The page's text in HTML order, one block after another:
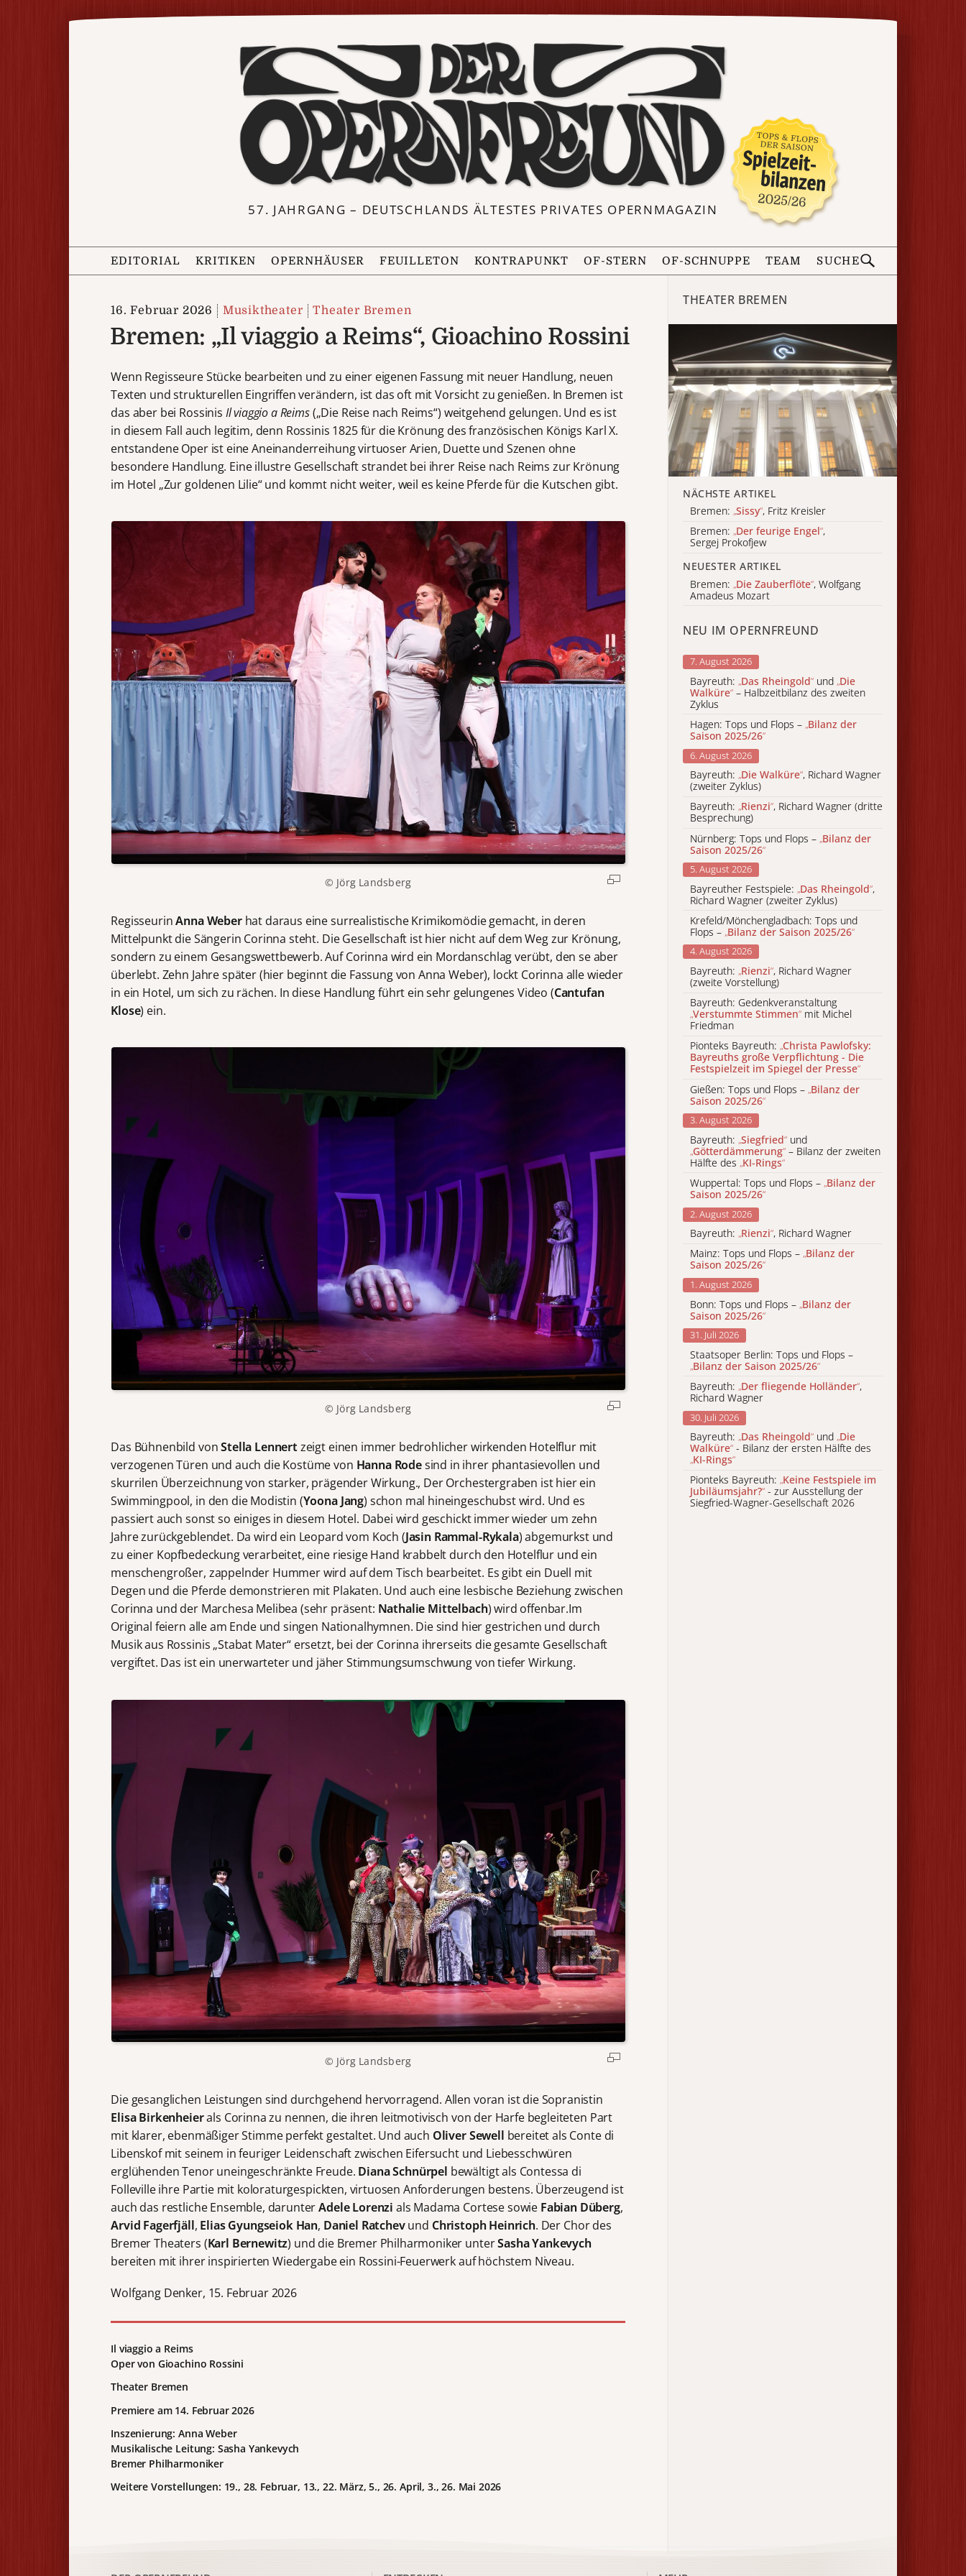
57. JAHRGANG – DEUTSCHLANDS ÄLTESTES PRIVATES OPERNMAGAZIN
EDITORIAL KRITIKEN OPERNHÄUSER FEUILLETON KONTRAPUNKT OF-STERN OF-SCHNUPPE TEAM SUCHE
16. Februar 2026 Musiktheater Theater Bremen
Bremen: „Il viaggio a Reims“, Gioachino Rossini
Wenn Regisseure Stücke bearbeiten und zu einer eigenen Fassung mit neuer Handlung, neuen
Texten und strukturellen Eingriffen verändern, ist das oft mit Vorsicht zu genießen. In Bremen ist
das aber bei Rossinis Il viaggio a Reims(„Die Reise nach Reims“) weitgehend gelungen. Und es ist
in diesem Fall auch legitim, denn Rossinis 1825 für die Krönung des französischen Königs Karl X.
entstandene Oper ist eine Aneinanderreihung virtuoser Arien, Duette und Szenen ohne
besondere Handlung. Eine illustre Gesellschaft strandet bei ihrer Reise nach Reims zur Krönung
im Hotel „Zur goldenen Lilie“ und kommt nicht weiter, weil es keine Pferde für die Kutschen gibt.
© Jörg Landsberg
RegisseurinAnna Weberhat daraus eine surrealistische Krimikomödie gemacht, in deren
Mittelpunkt die Sängerin Corinna steht. Die Gesellschaft ist hier nicht auf dem Weg zur Krönung,
sondern zu einem Gesangswettbewerb. Auf Corinna wird ein Mordanschlag verübt, den se aber
überlebt. Zehn Jahre später (hier beginnt die Fassung von Anna Weber), lockt Corinna alle wieder
in ein Hotel, um sich zu rächen. In diese Handlung führt ein sehr gelungenes Video (Cantufan
Klose) ein.
© Jörg Landsberg
Das Bühnenbild vonStella Lennertzeigt einen immer bedrohlicher wirkenden Hotelflur mit
verzogenen Türen und auch die Kostüme von Hanna Rodesind in ihrer phantasievollen und
skurrilen Überzeichnung von starker, prägender Wirkung., Der Orchestergraben ist hier ein
Swimmingpool, in den die Modistin (Yoona Jang) schon mal hineingeschubst wird. Und es
passiert auch sonst so einiges in diesem Hotel. Dabei wird geschickt immer wieder um zehn
Jahre zurückgeblendet. Da wird ein Leopard vom Koch (Jasin Rammal-Rykala) abgemurkst und
zu einer Kopfbedeckung verarbeitet, eine riesige Hand krabbelt durch den Hotelflur und ein
menschengroßer, zappelnder Hummer wird auf dem Tisch bearbeitet. Es gibt ein Duell mit
Degen und die Pferde demonstrieren mit Plakaten. Und auch eine lesbische Beziehung zwischen
Corinna und der Marchesa Melibea (sehr präsent: Nathalie Mittelbach) wird offenbar.Im
Original feiern alle am Ende und singen Nationalhymnen. Die sind hier gestrichen und durch
Musik aus Rossinis „Stabat Mater“ ersetzt, bei der Corinna ihrerseits die gesamte Gesellschaft
vergiftet. Das ist ein unerwarteter und jäher Stimmungsumschwung von tiefer Wirkung.
© Jörg Landsberg
Die gesanglichen Leistungen sind durchgehend hervorragend. Allen voran ist die Sopranistin
Elisa Birkenheierals Corinna zu nennen, die ihren leitmotivisch von der Harfe begleiteten Part
mit klarer, ebenmäßiger Stimme perfekt gestaltet. Und auch Oliver Sewell bereitet als Conte di
Libenskof mit seinem in feuriger Leidenschaft zwischen Eifersucht und Liebesschwüren
erglühenden Tenor uneingeschränkte Freude. Diana Schnürpel bewältigt als Contessa di
Folleville ihre Partie mit koloraturgespickten, virtuosen Anforderungen bestens. Überzeugend ist
auch das restliche Ensemble, darunterAdele Lorenzi als Madama Cortese sowie Fabian Düberg,
Arvid Fagerfjäll, Elias Gyungseiok Han, Daniel Ratchevund Christoph Heinrich. Der Chor des
Bremer Theaters (Karl Bernewitz) und die Bremer Philharmoniker unterSasha Yankevych
bereiten mit ihrer inspirierten Wiedergabe ein Rossini-Feuerwerk auf höchstem Niveau.
Wolfgang Denker, 15. Februar 2026
Il viaggio a Reims
Oper von Gioachino Rossini
Theater Bremen
Premiere am 14. Februar 2026
Inszenierung: Anna Weber
Musikalische Leitung: Sasha Yankevych
Bremer Philharmoniker
Weitere Vorstellungen: 19., 28. Februar, 13., 22. März, 5., 26. April, 3., 26. Mai 2026
THEATER BREMEN
NÄCHSTE ARTIKEL
Bremen: „Sissy“, Fritz Kreisler
Bremen: „Der feurige Engel“,
Sergej Prokofjew
NEUESTER ARTIKEL
Bremen: „Die Zauberflöte“, Wolfgang
Amadeus Mozart
NEU IM OPERNFREUND
7. August 2026
Bayreuth: „Das Rheingold“ und „Die
Walküre“ – Halbzeitbilanz des zweiten
Zyklus
Hagen: Tops und Flops – „Bilanz der
Saison 2025/26“
6. August 2026
Bayreuth: „Die Walküre“, Richard Wagner
(zweiter Zyklus)
Bayreuth: „Rienzi“, Richard Wagner (dritte
Besprechung)
Nürnberg: Tops und Flops – „Bilanz der
Saison 2025/26“
5. August 2026
Bayreuther Festspiele: „Das Rheingold“,
Richard Wagner (zweiter Zyklus)
Krefeld/Mönchengladbach: Tops und
Flops – „Bilanz der Saison 2025/26“
4. August 2026
Bayreuth: „Rienzi“, Richard Wagner
(zweite Vorstellung)
Bayreuth: Gedenkveranstaltung
„Verstummte Stimmen“ mit Michel
Friedman
Pionteks Bayreuth: „Christa Pawlofsky:
Bayreuths große Verpflichtung - Die
Festspielzeit im Spiegel der Presse“
Gießen: Tops und Flops – „Bilanz der
Saison 2025/26“
3. August 2026
Bayreuth: „Siegfried“ und
„Götterdämmerung“ – Bilanz der zweiten
Hälfte des „KI-Rings“
Wuppertal: Tops und Flops – „Bilanz der
Saison 2025/26“
2. August 2026
Bayreuth: „Rienzi“, Richard Wagner
Mainz: Tops und Flops – „Bilanz der
Saison 2025/26“
1. August 2026
Bonn: Tops und Flops – „Bilanz der
Saison 2025/26“
31. Juli 2026
Staatsoper Berlin: Tops und Flops –
„Bilanz der Saison 2025/26“
Bayreuth: „Der fliegende Holländer“,
Richard Wagner
30. Juli 2026
Bayreuth: „Das Rheingold“ und „Die
Walküre“ - Bilanz der ersten Hälfte des
„KI-Rings“
Pionteks Bayreuth: „Keine Festspiele im
Jubiläumsjahr?“ - zur Ausstellung der
Siegfried-Wagner-Gesellschaft 2026